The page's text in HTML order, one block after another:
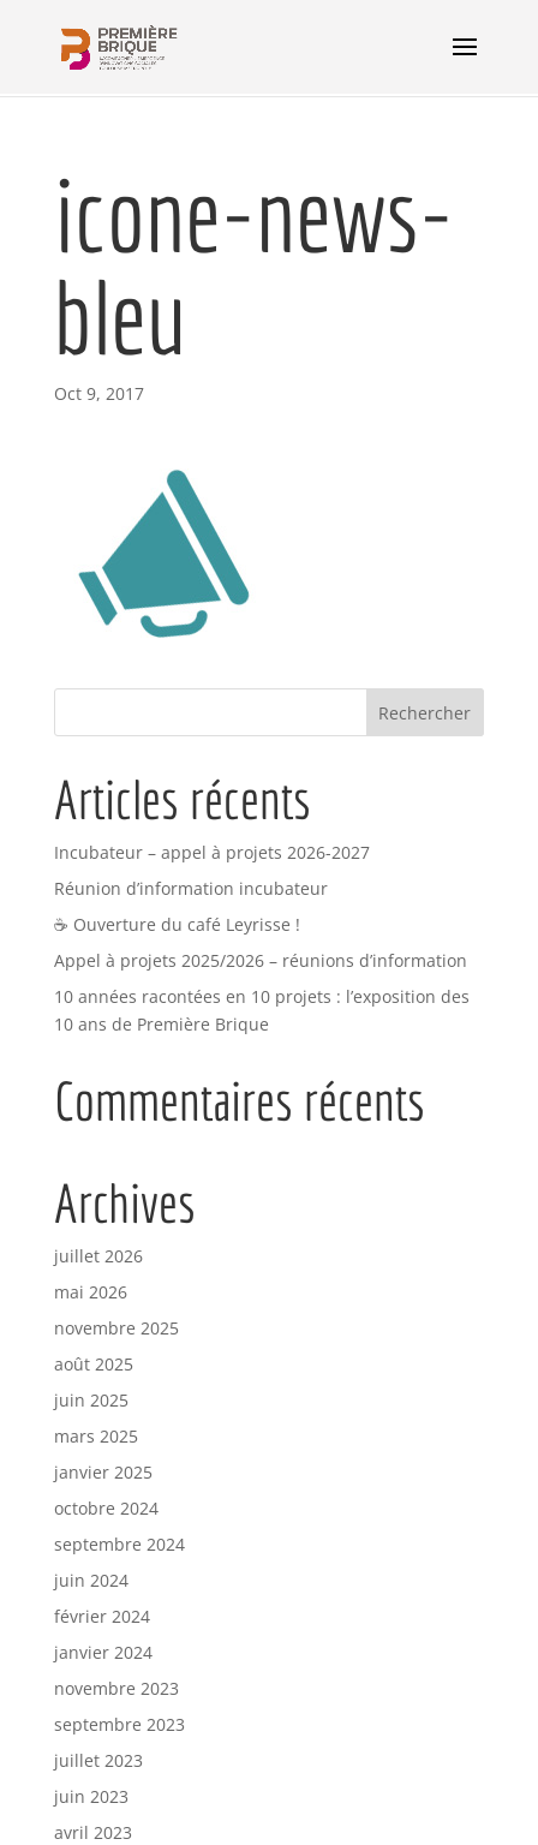
icone-news-
bleu
Oct 9, 2017
Articles récents
Incubateur – appel à projets 2026-2027
Réunion d’information incubateur
☕ Ouverture du café Leyrisse !
Appel à projets 2025/2026 – réunions d’information
10 années racontées en 10 projets : l’exposition des
10 ans de Première Brique
Commentaires récents
Archives
juillet 2026
mai 2026
novembre 2025
août 2025
juin 2025
mars 2025
janvier 2025
octobre 2024
septembre 2024
juin 2024
février 2024
janvier 2024
novembre 2023
septembre 2023
juillet 2023
juin 2023
avril 2023